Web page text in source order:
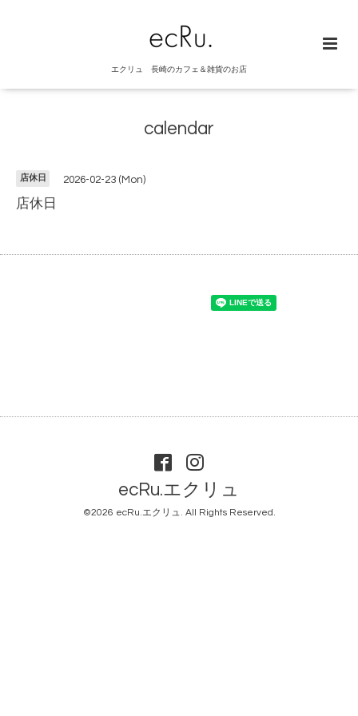
エクリュ 長崎のカフェ＆雑貨のお店
calendar
店休日 2026-02-23 (Mon)
店休日
ecRu.エクリュ
©2026 ecRu.エクリュ. All Rights Reserved.